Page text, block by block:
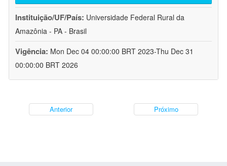
Instituição/UF/País: Universidade Federal Rural da
Amazônia - PA - Brasil
Vigência: Mon Dec 04 00:00:00 BRT 2023-Thu Dec 31
00:00:00 BRT 2026
Anterior Próximo